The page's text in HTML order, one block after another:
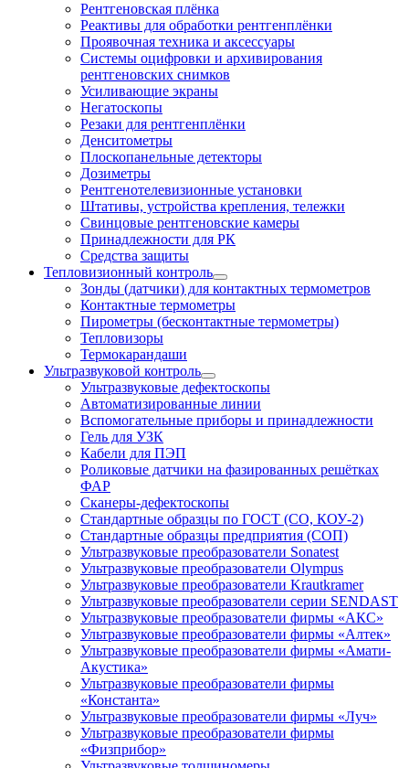
Рентгеновская плёнка
Реактивы для обработки рентгенплёнки
Проявочная техника и аксессуары
Системы оцифровки и архивирования
рентгеновских снимков
Усиливающие экраны
Негатоскопы
Резаки для рентгенплёнки
Денситометры
Плоскопанельные детекторы
Дозиметры
Рентгенотелевизионные установки
Штативы, устройства крепления, тележки
Свинцовые рентгеновские камеры
Принадлежности для РК
Средства защиты
Тепловизионный контроль
Зонды (датчики) для контактных термометров
Контактные термометры
Пирометры (бесконтактные термометры)
Тепловизоры
Термокарандаши
Ультразвуковой контроль
Ультразвуковые дефектоскопы
Автоматизированные линии
Вспомогательные приборы и принадлежности
Гель для УЗК
Кабели для ПЭП
Роликовые датчики на фазированных решётках
ФАР
Сканеры-дефектоскопы
Стандартные образцы по ГОСТ (СО, КОУ-2)
Стандартные образцы предприятия (СОП)
Ультразвуковые преобразователи Sonatest
Ультразвуковые преобразователи Olympus
Ультразвуковые преобразователи Krautkramer
Ультразвуковые преобразователи серии SENDAST
Ультразвуковые преобразователи фирмы «АКС»
Ультразвуковые преобразователи фирмы «Алтек»
Ультразвуковые преобразователи фирмы «Амати-
Акустика»
Ультразвуковые преобразователи фирмы
«Константа»
Ультразвуковые преобразователи фирмы «Луч»
Ультразвуковые преобразователи фирмы
«Физприбор»